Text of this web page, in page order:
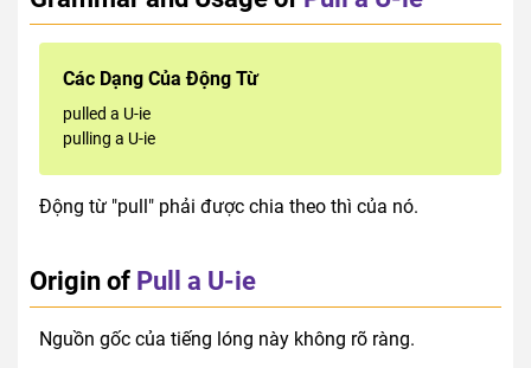
Các Dạng Của Động Từ
pulled a U-ie
pulling a U-ie
Động từ "pull" phải được chia theo thì của nó.
Origin of Pull a U-ie
Nguồn gốc của tiếng lóng này không rõ ràng.